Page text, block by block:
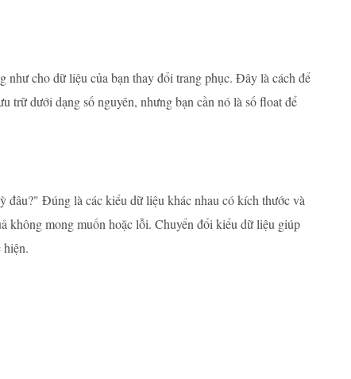
cho dữ liệu của bạn thay đổi trang phục. Đây là cách để
trữ dưới dạng số nguyên, nhưng bạn cần nó là số float để
đâu?" Đúng là các kiểu dữ liệu khác nhau có kích thước và
không mong muốn hoặc lỗi. Chuyển đổi kiểu dữ liệu giúp
hiện.